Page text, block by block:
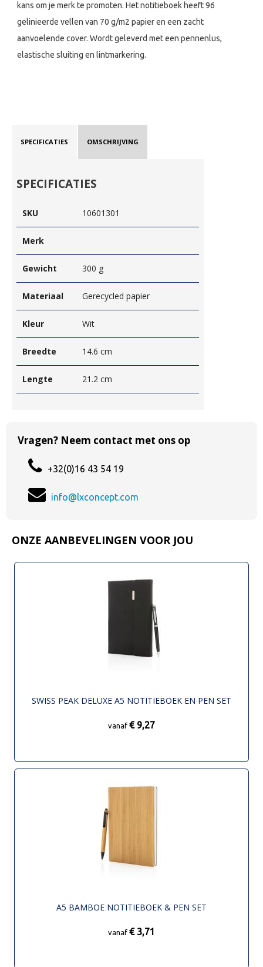
kans om je merk te promoten. Het notitieboek heeft 96
gelinieerde vellen van 70 g/m2 papier en een zacht
aanvoelende cover. Wordt geleverd met een pennenlus,
elastische sluiting en lintmarkering.
SPECIFICATIES OMSCHRIJVING
SPECIFICATIES
SKU 10601301
Merk
Gewicht 300 g
Materiaal Gerecycled papier
Kleur Wit
Breedte 14.6 cm
Lengte 21.2 cm
Vragen? Neem contact met ons op
+32(0)16 43 54 19
info@lxconcept.com
ONZE AANBEVELINGEN VOOR JOU
SWISS PEAK DELUXE A5 NOTITIEBOEK EN PEN SET
vanaf € 9,27
A5 BAMBOE NOTITIEBOEK & PEN SET
vanaf € 3,71